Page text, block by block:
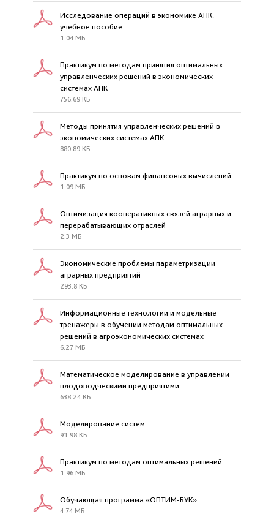
Исследование операций в экономике АПК:
учебное пособие
1.04 МБ
Практикум по методам принятия оптимальных
управленческих решений в экономических
системах АПК
756.69 КБ
Методы принятия управленческих решений в
экономических системах АПК
880.89 КБ
Практикум по основам финансовых вычислений
1.09 МБ
Оптимизация кооперативных связей аграрных и
перерабатывающих отраслей
2.3 МБ
Экономические проблемы параметризации
аграрных предприятий
293.8 КБ
Информационные технологии и модельные
тренажеры в обучении методам оптимальных
решений в агроэкономических системах
6.27 МБ
Математическое моделирование в управлении
плодоводческими предприятими
638.24 КБ
Моделирование систем
91.98 КБ
Практикум по методам оптимальных решений
1.96 МБ
Обучающая программа «ОПТИМ-БУК»
4.74 МБ